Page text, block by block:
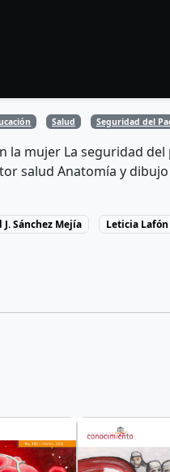
Salud Seguridad del
la mujer La seguridad
salud Anatomía y
J. Sánchez Mejía
Leticia Lafón